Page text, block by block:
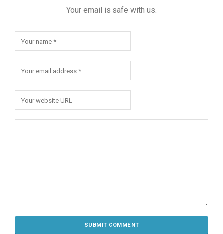
Your email is safe with us.